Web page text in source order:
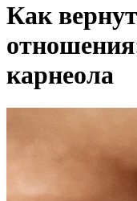
Как
карнеола